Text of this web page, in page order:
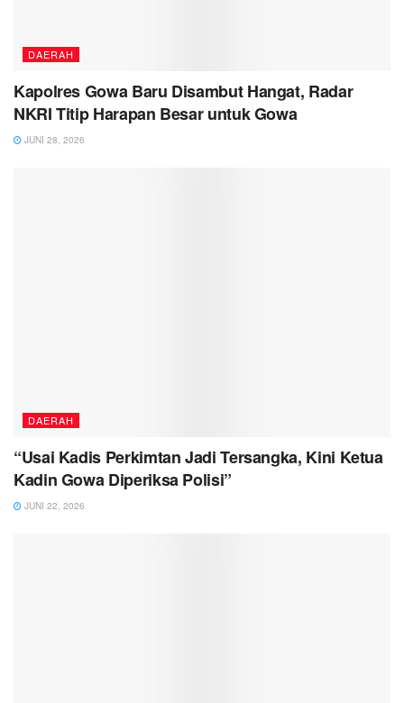
DAERAH
Kapolres Gowa Baru Disambut Hangat, Radar
NKRI Titip Harapan Besar untuk Gowa
JUNI 28, 2026
DAERAH
“Usai Kadis Perkimtan Jadi Tersangka, Kini Ketua
Kadin Gowa Diperiksa Polisi”
JUNI 22, 2026